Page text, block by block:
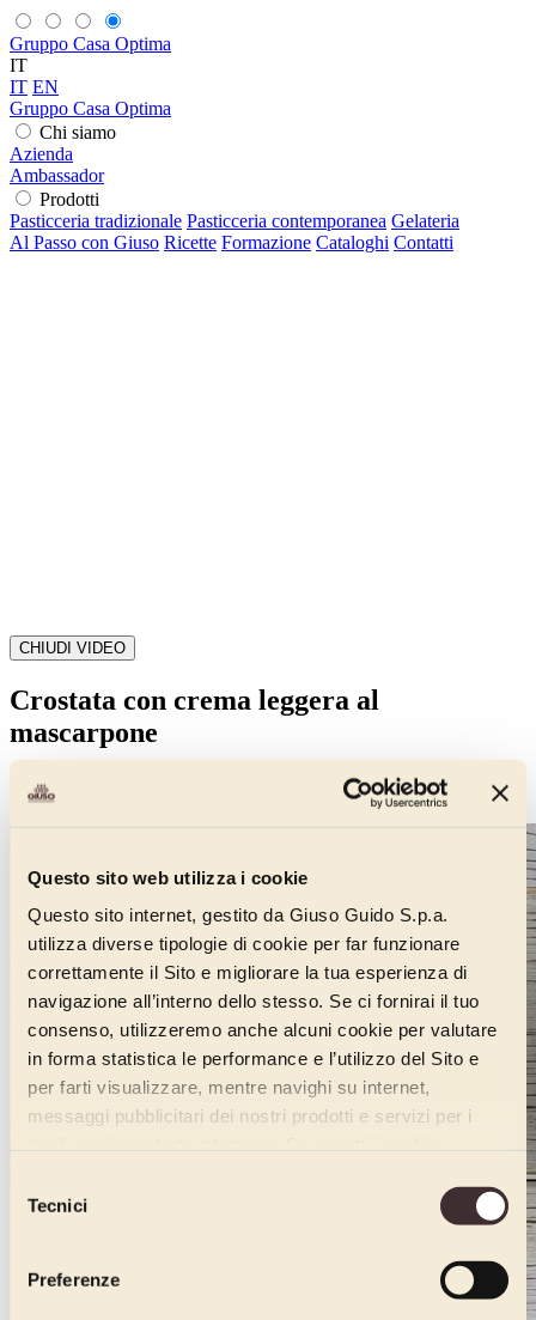
Questo sito web utilizza i cookie
Questo sito internet, gestito da Giuso Guido S.p.a.
utilizza diverse tipologie di cookie per far funzionare
correttamente il Sito e migliorare la tua esperienza di
navigazione all’interno dello stesso. Se ci fornirai il tuo
consenso, utilizzeremo anche alcuni cookie per valutare
in forma statistica le performance e l’utilizzo del Sito e
per farti visualizzare, mentre navighi su internet,
messaggi pubblicitari dei nostri prodotti e servizi per i
delTecnici
Preferenze
Gruppo Casa Optima
IT
IT EN
Gruppo Casa Optima
Chi siamo
Azienda
Ambassador
Prodotti
Pasticceria tradizionale Pasticceria contemporanea Gelateria
Al Passo con Giuso Ricette Formazione Cataloghi Contatti
CHIUDI VIDEO
Crostata con crema leggera al
mascarpone
Torte